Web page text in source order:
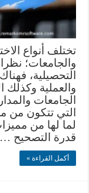
تختلف أنواع
والجامعات؛
التحصيلية،
والعملية وكذلك
الجامعات
التي تتكون من
لما لها من
قدرة التصحيح …
أكمل القراءة »